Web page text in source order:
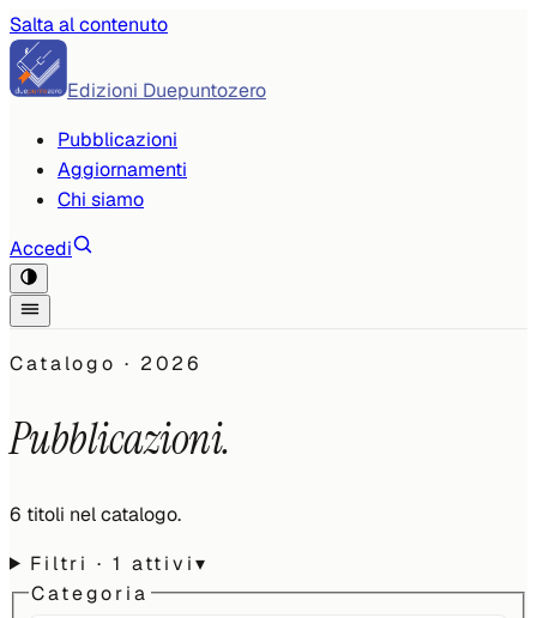
Salta al contenuto
Edizioni Duepuntozero
Pubblicazioni
Aggiornamenti
Chi siamo
Accedi
Catalogo · 2026
Pubblicazioni.
6 titoli nel catalogo.
Filtri· 1 attivi▾
Categoria